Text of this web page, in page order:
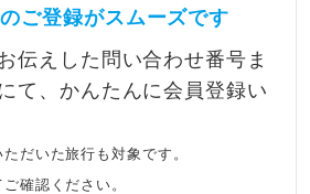
ご登録がスムーズです
伝えした問い合わせ番号ま
て、かんたんに会員登録い
だいた旅行も対象です。
確認ください。